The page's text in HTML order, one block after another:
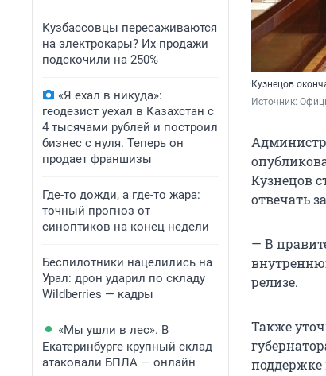
Кузбассовцы пересаживаются
на электрокары? Их продажи
подскочили на 250%
«Я ехал в никуда»:
геодезист уехал в Казахстан с
4 тысячами рублей и построил
бизнес с нуля. Теперь он
продает франшизы
Где-то дожди, а где-то жара:
точный прогноз от
синоптиков на конец недели
Беспилотники нацелились на
Урал: дрон ударил по складу
Wildberries — кадры
«Мы ушли в лес». В
Екатеринбурге крупный склад
атаковали БПЛА — онлайн
Кузнецов
Источник:
Кузнецов
отвечать
— В
релизе.
Также
поддержке